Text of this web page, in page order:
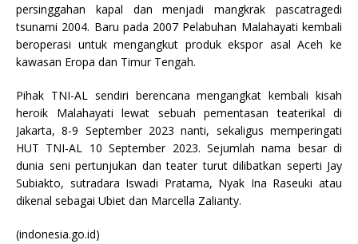
persinggahan kapal dan menjadi mangkrak pascatragedi
tsunami 2004. Baru pada 2007 Pelabuhan Malahayati kembali
beroperasi untuk mengangkut produk ekspor asal Aceh ke
kawasan Eropa dan Timur Tengah.
Pihak TNI-AL sendiri berencana mengangkat kembali kisah
heroik Malahayati lewat sebuah pementasan teaterikal di
Jakarta, 8-9 September 2023 nanti, sekaligus memperingati
HUT TNI-AL 10 September 2023. Sejumlah nama besar di
dunia seni pertunjukan dan teater turut dilibatkan seperti Jay
Subiakto, sutradara Iswadi Pratama, Nyak Ina Raseuki atau
dikenal sebagai Ubiet dan Marcella Zalianty.
(indonesia.go.id)